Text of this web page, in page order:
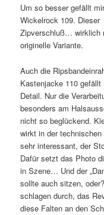
Um so besser gefällt
Wickelrock 109. Dieser
Zipverschluß… wirklich
originelle Variante.
Auch die
Kastenjacke 110 gefällt
Detail. Nur die
besonders am
nicht so beglückend.
wirkt in der technischen
sehr interessant, der
Dafür setzt das Photo
in Szene… Und der
sollte auch sitzen,
schlagen durch, das
diese Falten an den